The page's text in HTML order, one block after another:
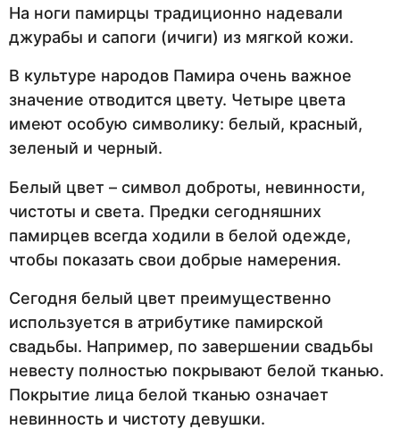
На ноги памирцы традиционно надевали
джурабы и сапоги (ичиги) из мягкой кожи.
В культуре народов Памира очень важное
значение отводится цвету. Четыре цвета
имеют особую символику: белый, красный,
зеленый и черный.
Белый цвет – символ доброты, невинности,
чистоты и света. Предки сегодняшних
памирцев всегда ходили в белой одежде,
чтобы показать свои добрые намерения.
Сегодня белый цвет преимущественно
используется в атрибутике памирской
свадьбы. Например, по завершении свадьбы
невесту полностью покрывают белой тканью.
Покрытие лица белой тканью означает
невинность и чистоту девушки.